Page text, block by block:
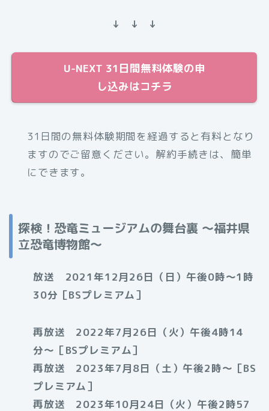
↓ ↓ ↓
U-NEXT 31日間無料体験の申
し込みはコチラ
31日間の無料体験期間を経過すると有料となり
ますのでご留意ください。解約手続きは、簡単
にできます。
探検！恐竜ミュージアムの舞台裏 〜福井県
立恐竜博物館〜
放送 2021年12月26日（日）午後0時〜1時
30分［BSプレミアム］
再放送 2022年7月26日（火）午後4時14
分〜［BSプレミアム］
再放送 2023年7月8日（土）午後2時〜［BS
プレミアム］
再放送 2023年10月24日（火）午後2時57